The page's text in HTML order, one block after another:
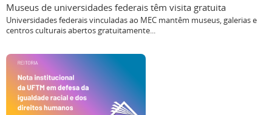
Museus de universidades federais têm visita gratuita
Universidades federais vinculadas ao MEC mantêm museus, galerias e
centros culturais abertos gratuitamente...